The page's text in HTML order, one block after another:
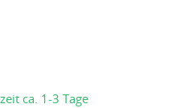
ca. 1-3 Tage